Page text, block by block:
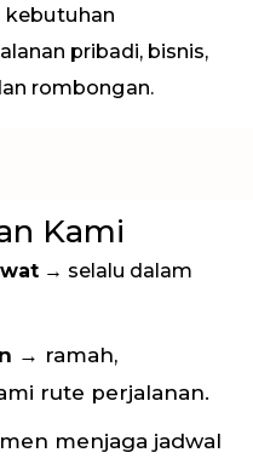
kebutuhan
pribadi, bisnis,
rombongan.
Kami
→ selalu dalam
→ ramah,
rute perjalanan.
menjaga jadwal